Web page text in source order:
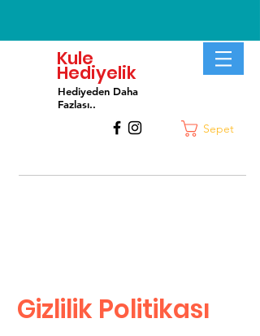
Kule
Hediyelik
Hediyeden Daha
Fazlası..
Sepet
Gizlilik Politikası